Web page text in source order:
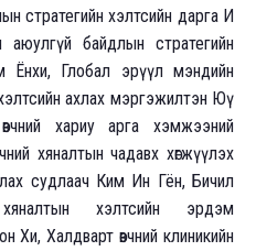
стратегийн хэлтсийн дарга И
байдлын стратегийн
Ёнхи, Глобал эрүүл мэндийн
ахлах мэргэжилтэн Юү
хариу арга хэмжээний
хяналтын чадавх хөгжүүлэх
судлаач Ким Ин Гён, Бичил
хэлтсийн эрдэм
Халдварт өвчний клиникийн